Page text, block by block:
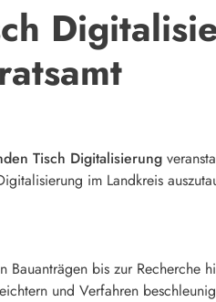
Tisch Digitalisierung
im Landkreis
Bauanträgen bis zur Recherche
und Verfahren